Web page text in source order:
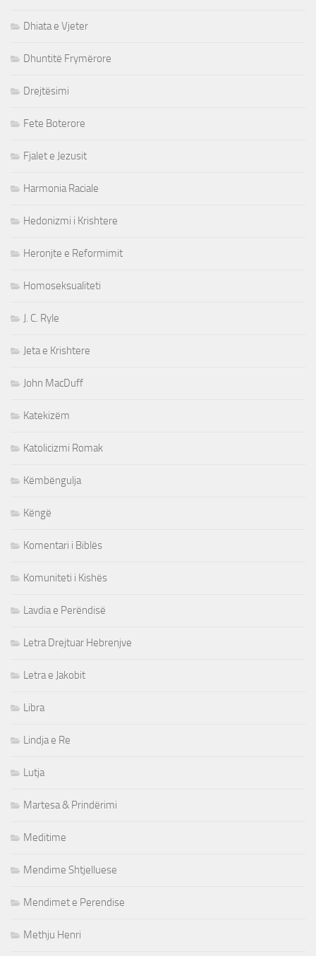
Dhiata e Vjeter
Dhuntitë Frymërore
Drejtësimi
Fete Boterore
Fjalet e Jezusit
Harmonia Raciale
Hedonizmi i Krishtere
Heronjte e Reformimit
Homoseksualiteti
J. C. Ryle
Jeta e Krishtere
John MacDuff
Katekizëm
Katolicizmi Romak
Këmbëngulja
Këngë
Komentari i Biblës
Komuniteti i Kishës
Lavdia e Perëndisë
Letra Drejtuar Hebrenjve
Letra e Jakobit
Libra
Lindja e Re
Lutja
Martesa & Prindërimi
Meditime
Mendime Shtjelluese
Mendimet e Perendise
Methju Henri